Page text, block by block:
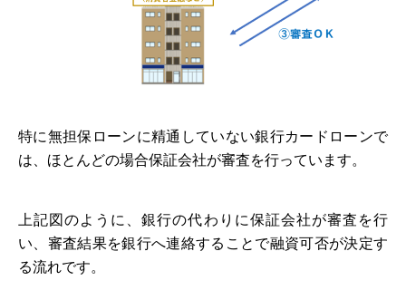
特に無担保ローンに精通していない銀行カードローンで
は、ほとんどの場合保証会社が審査を行っています。
上記図のように、銀行の代わりに保証会社が審査を行
い、審査結果を銀行へ連絡することで融資可否が決定す
る流れです。